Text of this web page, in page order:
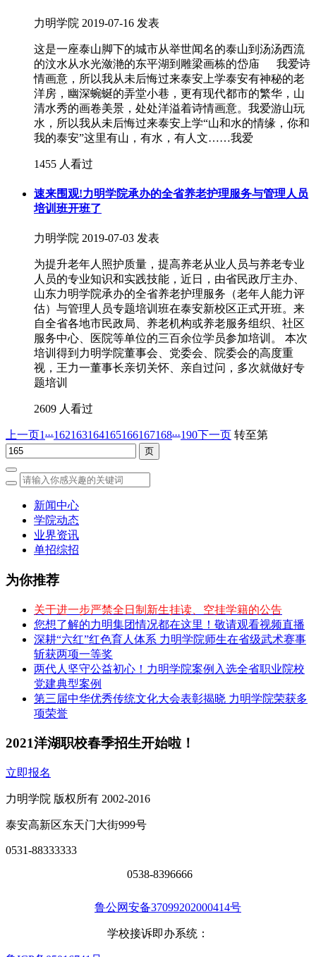
力明学院 2019-07-16 发表
这是一座泰山脚下的城市从举世闻名的泰山到汤汤西流
的汶水从水光潋滟的东平湖到雕梁画栋的岱庙 我爱诗
情画意，所以我从未后悔过来泰安上学泰安有神秘的老
洋房，幽深蜿蜒的弄堂小巷，更有现代都市的繁华，山
清水秀的画卷美景，处处洋溢着诗情画意。我爱游山玩
水，所以我从未后悔过来泰安上学“山和水的情缘，你和
我的泰安”这里有山，有水，有人文……我爱
1455 人看过
速来围观!力明学院承办的全省养老护理服务与管理人员
培训班开班了
力明学院 2019-07-03 发表
为提升老年人照护质量，提高养老从业人员与养老专业
人员的专业知识和实践技能，近日，由省民政厅主办、
山东力明学院承办的全省养老护理服务（老年人能力评
估）与管理人员专题培训班在泰安新校区正式开班。来
自全省各地市民政局、养老机构或养老服务组织、社区
服务中心、医院等单位的三百余位学员参加培训。 本次
培训得到力明学院董事会、党委会、院委会的高度重
视，王力一董事长亲切关怀、亲自过问，多次就做好专
题培训
2609 人看过
上一页1...162163164165166167168...190下一页 转至第
新闻中心
学院动态
业界资讯
单招综招
为你推荐
关于进一步严禁全日制新生挂读、空挂学籍的公告
您想了解的力明集团情况都在这里！敬请观看视频直播
深耕“六红”红色育人体系 力明学院师生在省级武术赛事
斩获两项一等奖
两代人坚守公益初心！力明学院案例入选全省职业院校
党建典型案例
第三届中华优秀传统文化大会表彰揭晓 力明学院荣获多
项荣誉
2021洋湖职校春季招生开始啦！
立即报名
力明学院 版权所有 2002-2016
泰安高新区东天门大街999号
0531-88333333
0538-8396666
鲁公网安备37099202000414号
学校接诉即办系统：